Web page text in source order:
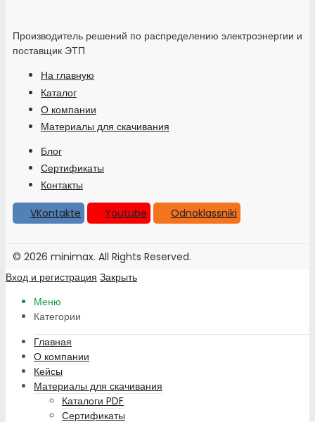
Производитель решений по распределению электроэнергии и
поставщик ЭТП
На главную
Каталог
О компании
Материалы для скачивания
Блог
Сертификаты
Контакты
VKontakte
Youtube Odnoklassniki
© 2026 minimax. All Rights Reserved.
Вход и регистрация Закрыть
Меню
Категории
Главная
О компании
Кейсы
Материалы для скачивания
Каталоги PDF
Сертификаты